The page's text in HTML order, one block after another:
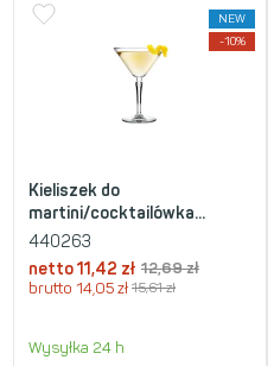
NEW
-10%
Kieliszek do
martini/cocktailówka...
440263
netto11,42 zł 12,69zł
brutto 14,05 zł 15,61zł
Wysyłka 24 h